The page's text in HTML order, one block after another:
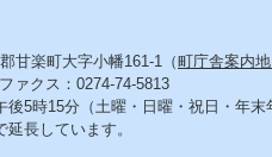
甘楽町大字小幡161-1（町庁舎案内
ァクス：0274-74-5813
後5時15分（土曜・日曜・祝日・年末
長しています。